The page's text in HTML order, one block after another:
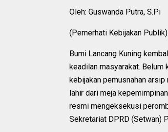
Oleh: Guswanda Putra, S.Pi
(Pemerhati Kebijakan Publik)
Bumi Lancang Kuning
keadilan masyarakat.
kebijakan pemusnahan
lahir dari meja
resmi mengeksekusi
Sekretariat DPRD (Setwan)